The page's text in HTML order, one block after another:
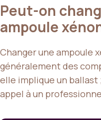
Peut-on
ampoule
Changer une ampoule
généralement des
elle implique un
appel à un